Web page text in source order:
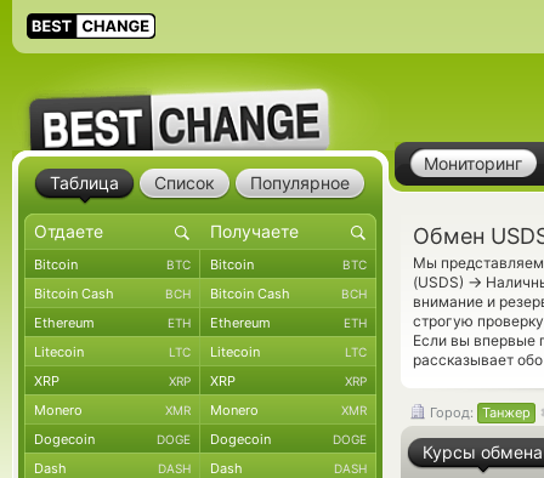
Мониторинг
Обмен
Мы представляем
(USDS) →
внимание и
строгую
Если вы впервые
рассказывает
Город: Танжер
Курсы обмена
Таблица Список Популярное
Bitcoin BTC Bitcoin BTC
Bitcoin Cash BCH Bitcoin Cash BCH
Ethereum ETH Ethereum ETH
Litecoin LTC Litecoin LTC
XRP XRP XRP XRP
Monero XMR Monero XMR
Dogecoin DOGE Dogecoin DOGE
Dash DASH Dash DASH